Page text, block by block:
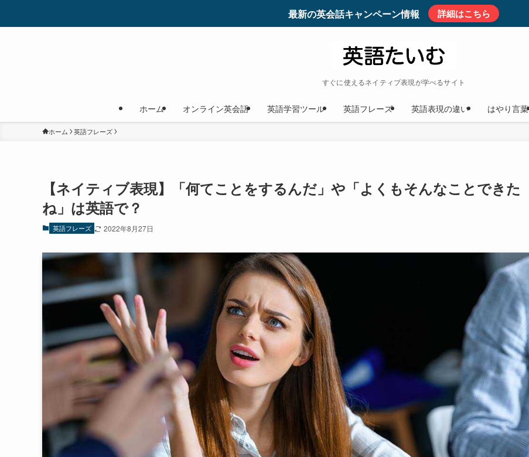
最新の英会話キャンペーン情報 詳細はこちら
すぐに使えるネイティブ表現が学べるサイト
ホーム オンライン英会話 英語学習ツール 英語フレーズ 英語表現の違い はやり言葉
ホーム 英語フレーズ
【ネイティブ表現】「何てことをするんだ」や「よくもそんなことできた
ね」は英語で？
英語フレーズ 2022年8月27日